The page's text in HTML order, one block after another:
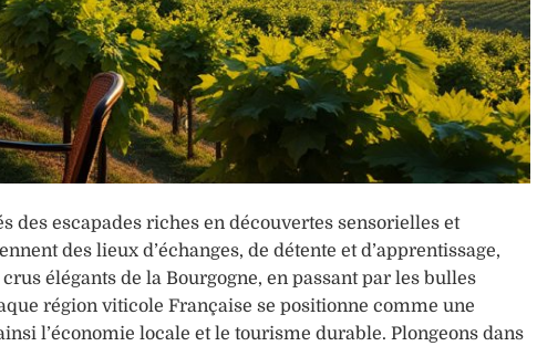
des escapades riches en découvertes sensorielles et
des lieux d’échanges, de détente et d’apprentissage,
élégants de la Bourgogne, en passant par les bulles
région viticole Française se positionne comme une
l’économie locale et le tourisme durable. Plongeons dans